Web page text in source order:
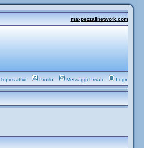
maxpezzalinetwork.com
Topics attivi Profilo Messaggi Privati Login